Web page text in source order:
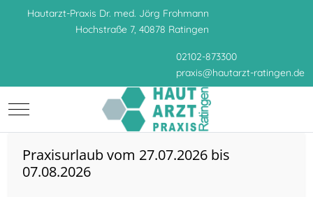
Hautarzt-Praxis Dr. med. Jörg Frohmann
Hochstraße 7, 40878 Ratingen
02102-873300
praxis@hautarzt-ratingen.de
Mobile Menu Toggle
Praxisurlaub vom 27.07.2026 bis
07.08.2026